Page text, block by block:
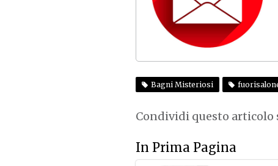
Bagni Misteriosi
Condividi questo articolo
In Prima Pagina